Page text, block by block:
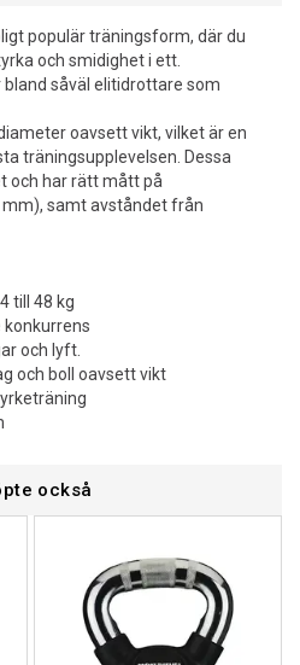
populär träningsform, där du
och smidighet i ett.
såväl elitidrottare som
oavsett vikt, vilket är en
träningsupplevelsen. Dessa
och har rätt mått på
samt avståndet från
till 48 kg
konkurrens
och lyft.
och boll oavsett vikt
också